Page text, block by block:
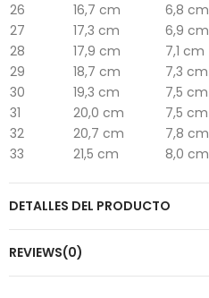
26
16,7 cm
6,8 cm
27
17,3 cm
6,9 cm
28
17,9 cm
7,1 cm
29
18,7 cm
7,3 cm
30
19,3 cm
7,5 cm
31
20,0 cm
7,5 cm
32
20,7 cm
7,8 cm
33
21,5 cm 8,0 cm
DETALLES DEL PRODUCTO
REVIEWS(0)